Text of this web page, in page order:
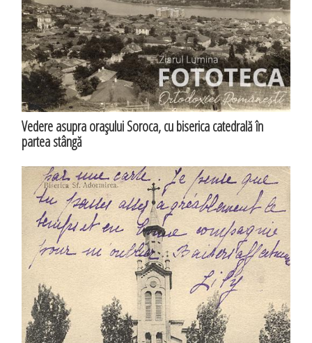
Vedere asupra oraşului Soroca, cu biserica catedrală în
partea stângă